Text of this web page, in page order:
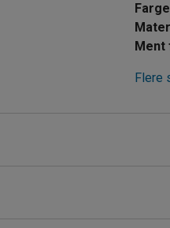
Farge
Ment
Flere